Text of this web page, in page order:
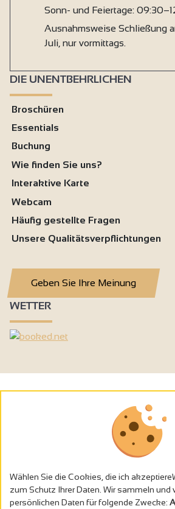
Sonn- und Feiertage:
Ausnahmsweise Schließung
Juli, nur vormittags.
DIE UNENTBEHRLICHEN
Broschüren
Essentials
Buchung
Wie finden Sie uns?
Interaktive Karte
Webcam
Häufig gestellte Fragen
Unsere Qualitätsverpflichtungen
Geben Sie Ihre Meinung
WETTER
Wählen Sie die Cookies, die ich
zum Schutz Ihrer Daten. Wir sammeln und
persönlichen Daten für folgende Zwecke: